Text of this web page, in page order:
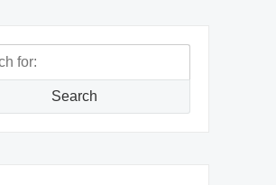
Search